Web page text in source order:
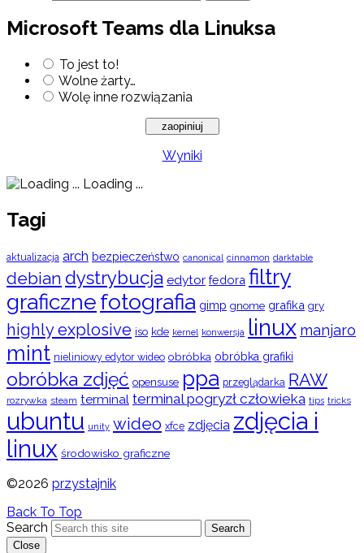
Microsoft Teams dla Linuksa
To jest to!
Wolne żarty…
Wolę inne rozwiązania
Wyniki
Loading ...
Tagi
aktualizacja arch bezpieczeństwo canonical cinnamon darktable
debian dystrybucja edytor fedora filtry
graficznefotografia gimp gnome grafika gry
highly explosive iso kde kernel konwersja linux manjaro
mint nieliniowy edytor wideo obróbka obróbka grafiki
obróbka zdjęć opensuse ppa przeglądarka RAW
rozrywka steam terminal terminal pogryzł człowieka tips tricks
ubuntu unity wideo xfce zdjęcia zdjęcia i
linux środowisko graficzne
©2026 przystajnik
Back To Top
Search
Search
Close